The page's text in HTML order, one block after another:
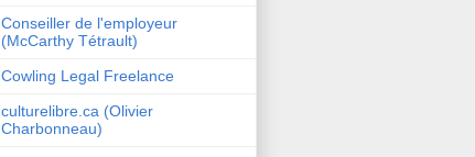
Conseiller de l'employeur
(McCarthy Tétrault)
Cowling Legal Freelance
culturelibre.ca (Olivier
Charbonneau)